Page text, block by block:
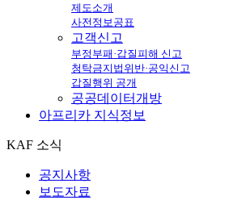
제도소개
사전정보공표
고객신고
부정부패·갑질피해 신고
청탁금지법위반·공익신고
갑질행위 공개
공공데이터개방
아프리카 지식정보
KAF 소식
공지사항
보도자료